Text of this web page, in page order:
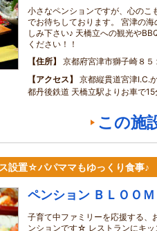
小さなペンションですが、心のこ
でお待ちしております。 宮津の
しみ下さい♪ 天橋立への観光や
ください！！
住所
京都府宮津市獅子崎８５
アクセス
京都縦貫道宮津I.C.
都丹後鉄道 天橋立駅よりお車で15
この施
設置☆パパママもゆっくり食事♪
ペンション ＢＬＯＯＭ
子育て中ファミリーを応援する、
ンションです☆ レストランにキッ